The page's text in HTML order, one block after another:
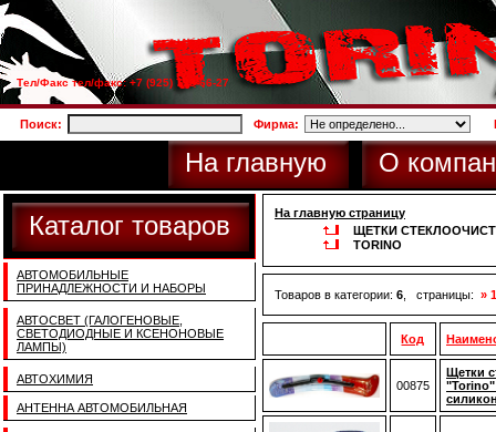
Тел/Факс тел/факс: +7 (925) 733-66-27
Поиск: Фирма:
На главную О
Каталог товаров
АВТОМОБИЛЬНЫЕ
ПРИНАДЛЕЖНОСТИ И НАБОРЫ
АВТОСВЕТ (ГАЛОГЕНОВЫЕ,
СВЕТОДИОДНЫЕ И КСЕНОНОВЫЕ
ЛАМПЫ)
АВТОХИМИЯ
АНТЕННА АВТОМОБИЛЬНАЯ
На главную страницу
ЩЕТКИ
TORINO
Товаров в категории: 6 , страницы: »
Код
00875
Щетки
"Torino"